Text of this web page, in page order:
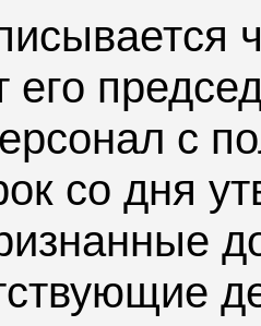
его
с
со дня